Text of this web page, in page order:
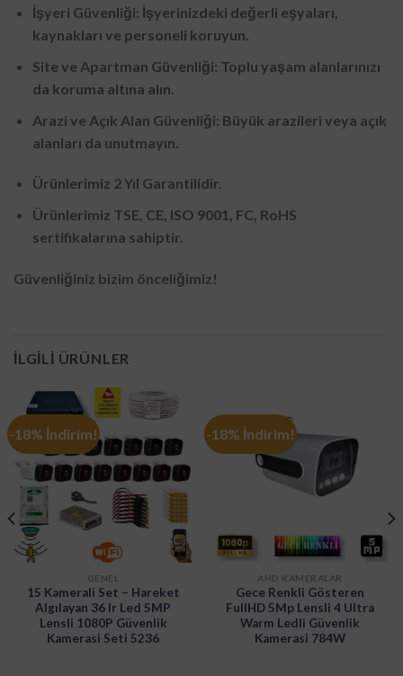
İşyeri Güvenliği: İşyerinizdeki değerli eşyaları,
kaynakları ve personeli koruyun.
Site ve Apartman Güvenliği: Toplu yaşam alanlarınızı
da koruma altına alın.
Arazi ve Açık Alan Güvenliği: Büyük arazileri veya açık
alanları da unutmayın.
Ürünlerimiz 2 Yıl Garantilidir.
Ürünlerimiz TSE, CE, ISO 9001, FC, RoHS
sertifikalarına sahiptir.
Güvenliğiniz bizim önceliğimiz!
İLGILI ÜRÜNLER
-18% İndirim!
GENEL
15 Kamerali Set – Hareket
Algılayan 36 Ir Led 5MP
Lensli 1080P Güvenlik
Kamerasi Seti 5236
-18% İndirim!
AHD KAMERALAR
Gece Renkli Gösteren
FullHD 5Mp Lensli 4 Ultra
Warm Ledli Güvenlik
Kamerasi 784W